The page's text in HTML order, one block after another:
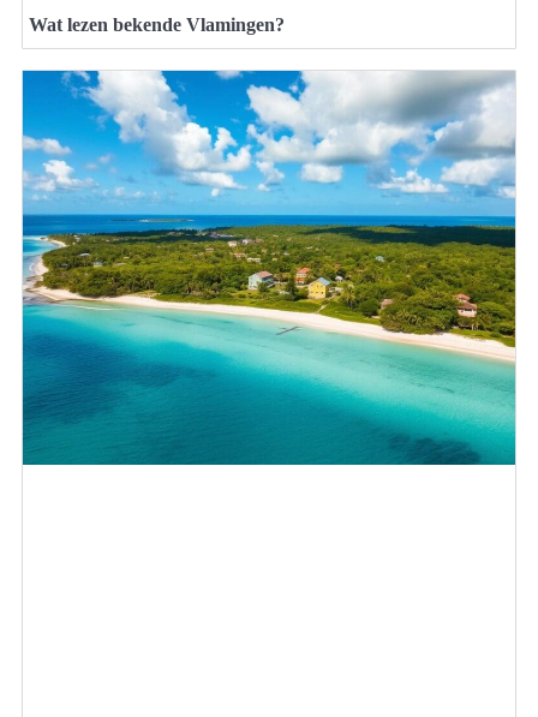
Wat lezen bekende Vlamingen?